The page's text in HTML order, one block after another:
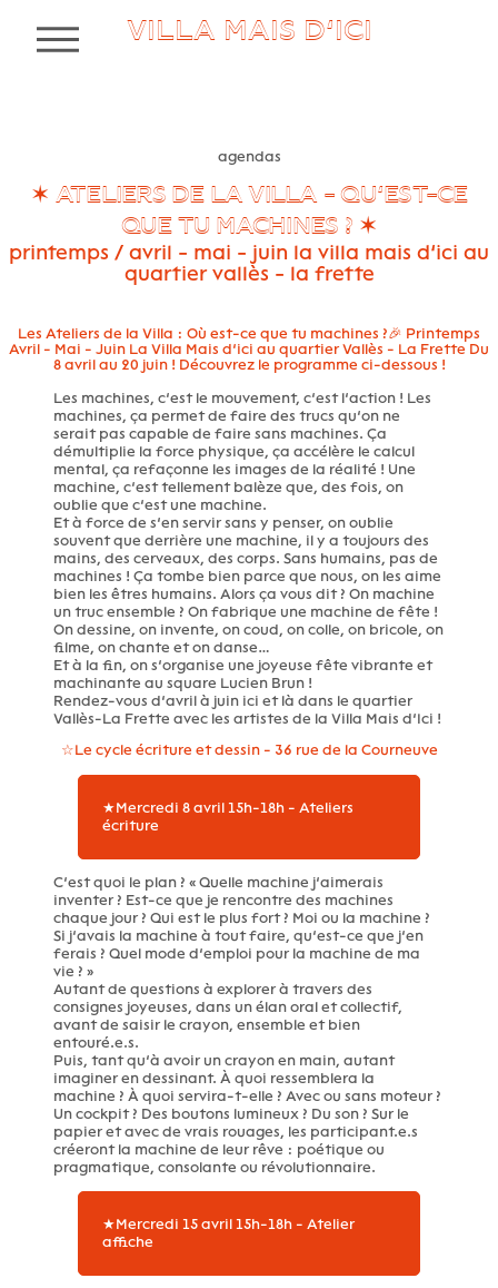
VILLA MAIS D’ICI
MENU
agendas
✶ ATELIERS DE LA VILLA - QU’EST-CE
QUE TU MACHINES ? ✶
printemps / avril - mai - juin la villa mais d’ici au
quartier vallès - la frette
Les Ateliers de la Villa : Où est-ce que tu machines ?🎉 Printemps
Avril - Mai - Juin La Villa Mais d’ici au quartier Vallès - La Frette Du
8 avril au 20 juin ! Découvrez le programme ci-dessous !
Les machines, c’est le mouvement, c’est l’action ! Les
machines, ça permet de faire des trucs qu’on ne
serait pas capable de faire sans machines. Ça
démultiplie la force physique, ça accélère le calcul
mental, ça refaçonne les images de la réalité ! Une
machine, c’est tellement balèze que, des fois, on
oublie que c’est une machine.
Et à force de s’en servir sans y penser, on oublie
souvent que derrière une machine, il y a toujours des
mains, des cerveaux, des corps. Sans humains, pas de
machines ! Ça tombe bien parce que nous, on les aime
bien les êtres humains. Alors ça vous dit ? On machine
un truc ensemble ? On fabrique une machine de fête !
On dessine, on invente, on coud, on colle, on bricole, on
filme, on chante et on danse…
Et à la fin, on s’organise une joyeuse fête vibrante et
machinante au square Lucien Brun !
Rendez-vous d’avril à juin ici et là dans le quartier
Vallès-La Frette avec les artistes de la Villa Mais d’Ici !
☆Le cycle écriture et dessin - 36 rue de la Courneuve
★Mercredi 8 avril 15h-18h - Ateliers
écriture
C’est quoi le plan ? « Quelle machine j’aimerais
inventer ? Est-ce que je rencontre des machines
chaque jour ? Qui est le plus fort ? Moi ou la machine ?
Si j’avais la machine à tout faire, qu’est-ce que j’en
ferais ? Quel mode d’emploi pour la machine de ma
vie ? »
Autant de questions à explorer à travers des
consignes joyeuses, dans un élan oral et collectif,
avant de saisir le crayon, ensemble et bien
entouré.e.s.
Puis, tant qu’à avoir un crayon en main, autant
imaginer en dessinant. À quoi ressemblera la
machine ? À quoi servira-t-elle ? Avec ou sans moteur ?
Un cockpit ? Des boutons lumineux ? Du son ? Sur le
papier et avec de vrais rouages, les participant.e.s
créeront la machine de leur rêve : poétique ou
pragmatique, consolante ou révolutionnaire.
★Mercredi 15 avril 15h-18h - Atelier
affiche